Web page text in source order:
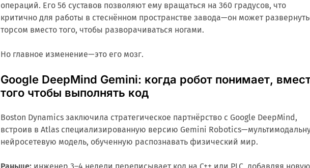
операций. Его 56 суставов позволяют ему вращаться на 360 градусов, что
критично для работы в стеснённом пространстве завода—он может
торсом вместо того, чтобы разворачиваться ногами.
Но главное изменение—это его мозг.
Google DeepMind Gemini: когда робот понимает,
того чтобы выполнять код
Boston Dynamics заключила стратегическое партнёрство с Google DeepMind,
встроив в Atlas специализированную версию Gemini
нейросетевую модель, обученную распознавать физический мир.